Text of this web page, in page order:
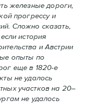
железные дороги,
прогрессу и
Сложно сказать,
история
и Австрии
опыты по
еще в 1820-е
не удалось
участков на 20–
не удалось